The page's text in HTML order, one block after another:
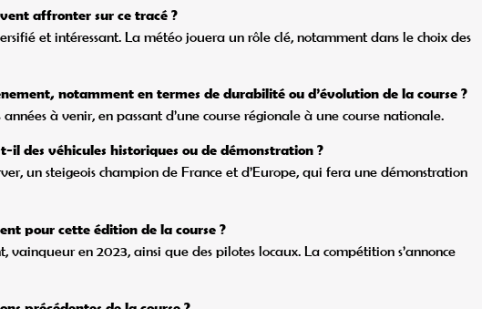
affronter sur ce tracé ?
et intéressant. La météo jouera un rôle clé, notamment dans le choix des
notamment en termes de durabilité ou d’évolution de la course ?
à venir, en passant d’une course régionale à une course nationale.
des véhicules historiques ou de démonstration ?
un steigeois champion de France et d’Europe, qui fera une démonstration
pour cette édition de la course ?
en 2023, ainsi que des pilotes locaux. La compétition s’annonce